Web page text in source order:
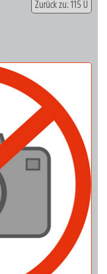
Zurück zu: 115 U